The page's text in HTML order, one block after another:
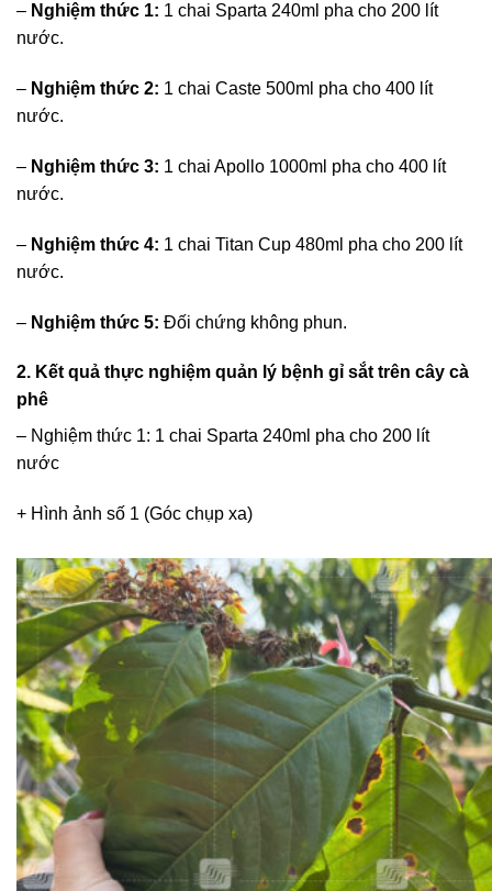
– Nghiệm thức 1: 1 chai Sparta 240ml pha cho 200 lít
nước.
– Nghiệm thức 2: 1 chai Caste 500ml pha cho 400 lít
nước.
– Nghiệm thức 3: 1 chai Apollo 1000ml pha cho 400 lít
nước.
– Nghiệm thức 4: 1 chai Titan Cup 480ml pha cho 200 lít
nước.
– Nghiệm thức 5: Đối chứng không phun.
2. Kết quả thực nghiệm quản lý bệnh gỉ sắt trên cây cà
phê
– Nghiệm thức 1: 1 chai Sparta 240ml pha cho 200 lít
nước
+ Hình ảnh số 1 (Góc chụp xa)